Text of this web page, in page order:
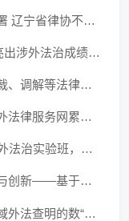
-涉外法律-积极对接全省法治建设部署 辽宁省律协不断丰富涉外法律服务供给
-涉外法律-护航企业“走出去”！山东亮出涉外法治成绩单：挽回企业损失超3亿元
-涉外法律-山东集聚律师、公证、仲裁、调解等法律服务资源，不断提升涉外法律服务质效
-涉外法律-线上线下双发力！山东涉外法律服务网累计访问量突破13万人次
-涉外法律-山东推动12所高校开设涉外法治实验班，支持成立全省首家涉外法治学院
-涉外法律-自贸区域外法查明的探索与创新——基于上海、浙江和广东省涉外民商事审判的实证分析
-涉外法律-从上万成本到一键检索：域外法查明的数“智”破局之路